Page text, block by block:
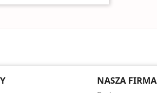
NASZA FIRMA